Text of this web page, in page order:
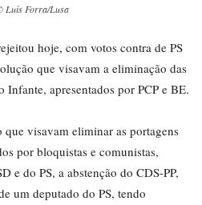
Luís Forra/Lusa
hoje, com votos contra de PS
que visavam a eliminação das
apresentados por PCP e BE.
visavam eliminar as portagens
por bloquistas e comunistas,
e do PS, a abstenção do CDS-PP,
um deputado do PS, tendo